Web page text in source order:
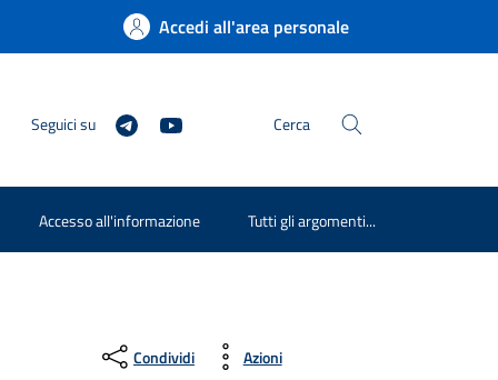
Accedi all'area personale
Seguici su Cerca
Accesso all'informazione Tutti gli argomenti...
Condividi Azioni